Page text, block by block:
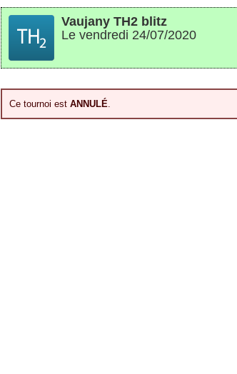
Vaujany TH2 blitz
Le vendredi 24/07/2020
Ce tournoi est ANNULÉ